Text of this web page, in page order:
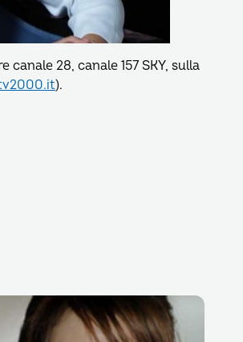
28, canale 157 SKY, sulla
).